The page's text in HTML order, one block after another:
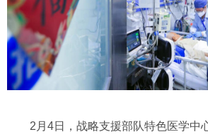
2月4日，战略支援部队特色医学中